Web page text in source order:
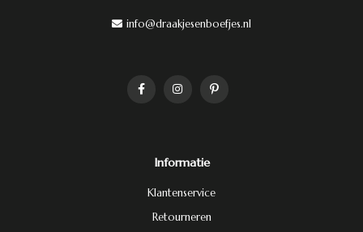
info@draakjesenboefjes.nl
Informatie
Klantenservice
Retourneren